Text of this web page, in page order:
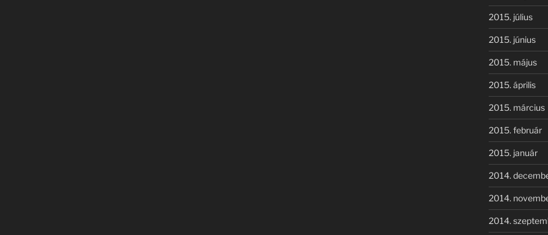
2015. július
2015. június
2015. május
2015. április
2015. március
2015. február
2015. január
2014.
2014.
2014.